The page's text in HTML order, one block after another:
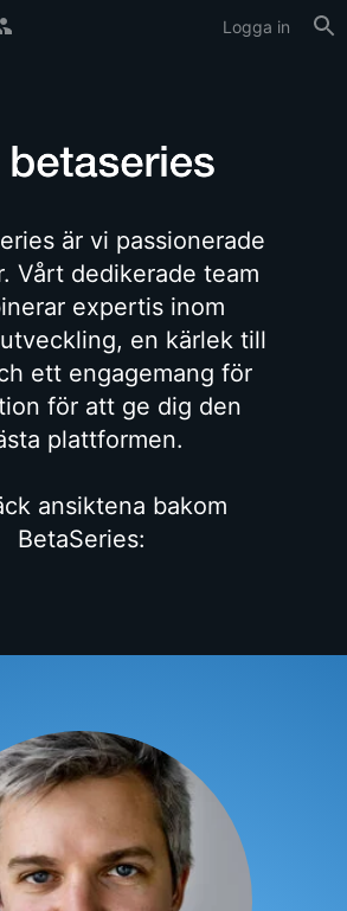
Logga in
är vi passionerade
Vårt dedikerade team
expertis inom
en kärlek till
ett engagemang för
för att ge dig den
plattformen.
ansiktena bakom
BetaSeries: